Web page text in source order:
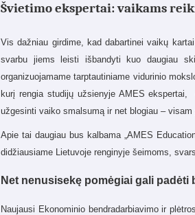
Švietimo ekspertai: vaikams
Vis dažniau girdime, kad dabartinei vaikų
svarbu jiems leisti išbandyti kuo daugiau
organizuojamame tarptautiniame vidurinio
kurį rengia studijų užsienyje AMES
užgesinti vaiko smalsumą ir net blogiau –
Apie tai daugiau bus kalbama „AMES
didžiausiame Lietuvoje renginyje šeimoms,
Net nenusisekę pomėgiai gali padėti
Naujausi Ekonominio bendradarbiavimo ir